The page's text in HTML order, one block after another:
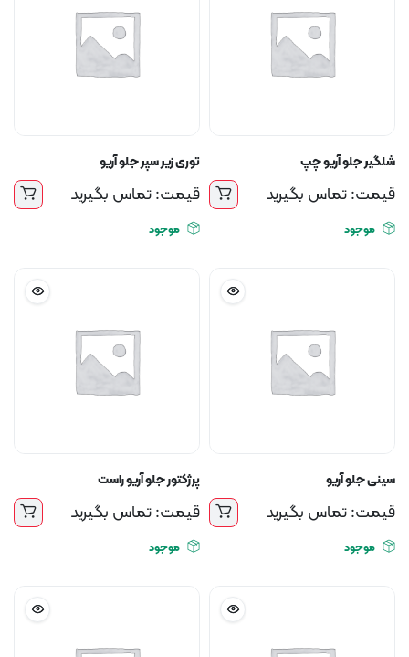
شلگیر جلو آریو چپ
قیمت: تماس بگیرید
موجود
توری زیر سپر جلو آریو
قیمت: تماس بگیرید
موجود
سینی جلو آریو
قیمت: تماس بگیرید
موجود
پرژکتور جلو آریو راست
قیمت: تماس بگیرید
موجود